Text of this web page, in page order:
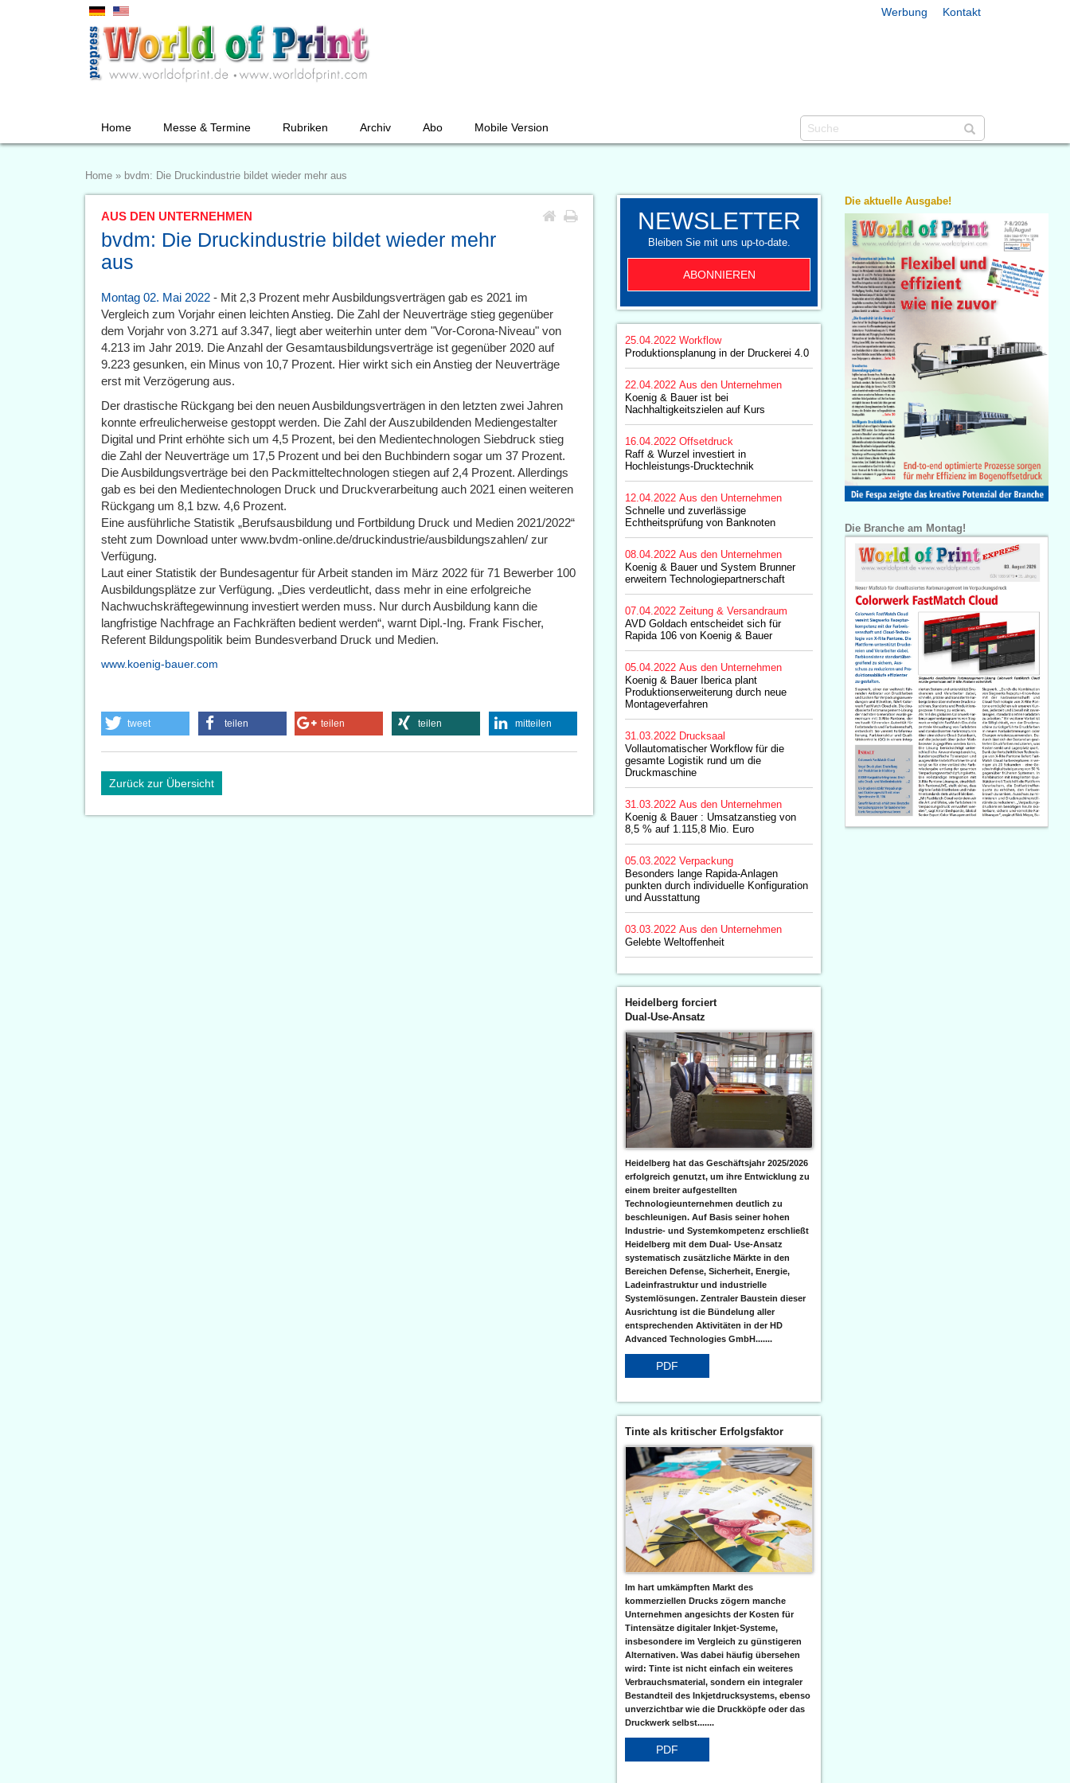
Werbung Kontakt
Home Messe & Termine Rubriken Archiv Abo Mobile Version
Home » bvdm: Die Druckindustrie bildet wieder mehr aus
AUS DEN UNTERNEHMEN
bvdm: Die Druckindustrie bildet wieder mehr
aus
Montag 02. Mai 2022 - Mit 2,3 Prozent mehr Ausbildungsverträgen gab es 2021 im
Vergleich zum Vorjahr einen leichten Anstieg. Die Zahl der Neuverträge stieg gegenüber
dem Vorjahr von 3.271 auf 3.347, liegt aber weiterhin unter dem "Vor-Corona-Niveau" von
4.213 im Jahr 2019. Die Anzahl der Gesamtausbildungsverträge ist gegenüber 2020 auf
9.223 gesunken, ein Minus von 10,7 Prozent. Hier wirkt sich ein Anstieg der Neuverträge
erst mit Verzögerung aus.
Der drastische Rückgang bei den neuen Ausbildungsverträgen in den letzten zwei Jahren
konnte erfreulicherweise gestoppt werden. Die Zahl der Auszubildenden Mediengestalter
Digital und Print erhöhte sich um 4,5 Prozent, bei den Medientechnologen Siebdruck stieg
die Zahl der Neuverträge um 17,5 Prozent und bei den Buchbindern sogar um 37 Prozent.
Die Ausbildungsverträge bei den Packmitteltechnologen stiegen auf 2,4 Prozent. Allerdings
gab es bei den Medientechnologen Druck und Druckverarbeitung auch 2021 einen weiteren
Rückgang um 8,1 bzw. 4,6 Prozent.
Eine ausführliche Statistik „Berufsausbildung und Fortbildung Druck und Medien 2021/2022“
steht zum Download unter www.bvdm-online.de/druckindustrie/ausbildungszahlen/ zur
Verfügung.
Laut einer Statistik der Bundesagentur für Arbeit standen im März 2022 für 71 Bewerber 100
Ausbildungsplätze zur Verfügung. „Dies verdeutlicht, dass mehr in eine erfolgreiche
Nachwuchskräftegewinnung investiert werden muss. Nur durch Ausbildung kann die
langfristige Nachfrage an Fachkräften bedient werden“, warnt Dipl.-Ing. Frank Fischer,
Referent Bildungspolitik beim Bundesverband Druck und Medien.
www.koenig-bauer.com
tweet teilen teilen teilen mitteilen
Zurück zur Übersicht
NEWSLETTER
Bleiben Sie mit uns up-to-date.
ABONNIEREN
25.04.2022 Workflow
Produktionsplanung in der Druckerei 4.0
22.04.2022 Aus den Unternehmen
Koenig & Bauer ist bei
Nachhaltigkeitszielen auf Kurs
16.04.2022 Offsetdruck
Raff & Wurzel investiert in
Hochleistungs-Drucktechnik
12.04.2022 Aus den Unternehmen
Schnelle und zuverlässige
Echtheitsprüfung von Banknoten
08.04.2022 Aus den Unternehmen
Koenig & Bauer und System Brunner
erweitern Technologiepartnerschaft
07.04.2022 Zeitung & Versandraum
AVD Goldach entscheidet sich für
Rapida 106 von Koenig & Bauer
05.04.2022 Aus den Unternehmen
Koenig & Bauer Iberica plant
Produktionserweiterung durch neue
Montageverfahren
31.03.2022 Drucksaal
Vollautomatischer Workflow für die
gesamte Logistik rund um die
Druckmaschine
31.03.2022 Aus den Unternehmen
Koenig & Bauer : Umsatzanstieg von
8,5 % auf 1.115,8 Mio. Euro
05.03.2022 Verpackung
Besonders lange Rapida-Anlagen
punkten durch individuelle Konfiguration
und Ausstattung
03.03.2022 Aus den Unternehmen
Gelebte Weltoffenheit
Heidelberg forciert
Dual-Use-Ansatz
Heidelberg hat das Geschäftsjahr 2025/2026
erfolgreich genutzt, um ihre Entwicklung zu
einem breiter aufgestellten
Technologieunternehmen deutlich zu
beschleunigen. Auf Basis seiner hohen
Industrie- und Systemkompetenz erschließt
Heidelberg mit dem Dual- Use-Ansatz
systematisch zusätzliche Märkte in den
Bereichen Defense, Sicherheit, Energie,
Ladeinfrastruktur und industrielle
Systemlösungen. Zentraler Baustein dieser
Ausrichtung ist die Bündelung aller
entsprechenden Aktivitäten in der HD
Advanced Technologies GmbH.......
PDF
Tinte als kritischer Erfolgsfaktor
Im hart umkämpften Markt des
kommerziellen Drucks zögern manche
Unternehmen angesichts der Kosten für
Tintensätze digitaler Inkjet-Systeme,
insbesondere im Vergleich zu günstigeren
Alternativen. Was dabei häufig übersehen
wird: Tinte ist nicht einfach ein weiteres
Verbrauchsmaterial, sondern ein integraler
Bestandteil des Inkjetdrucksystems, ebenso
unverzichtbar wie die Druckköpfe oder das
Druckwerk selbst.......
PDF
Die aktuelle Ausgabe!
Die Branche am Montag!